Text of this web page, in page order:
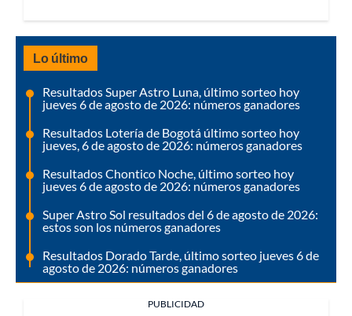
Lo último
Resultados Super Astro Luna, último sorteo hoy
jueves 6 de agosto de 2026: números ganadores
Resultados Lotería de Bogotá último sorteo hoy
jueves, 6 de agosto de 2026: números ganadores
Resultados Chontico Noche, último sorteo hoy
jueves 6 de agosto de 2026: números ganadores
Super Astro Sol resultados del 6 de agosto de 2026:
estos son los números ganadores
Resultados Dorado Tarde, último sorteo jueves 6 de
agosto de 2026: números ganadores
PUBLICIDAD